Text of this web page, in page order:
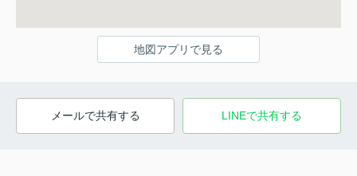
地図アプリで見る
メールで共有する LINEで共有する